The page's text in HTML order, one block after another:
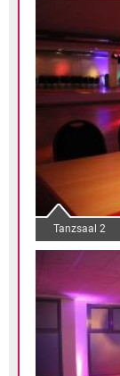
Tanzsaal 2